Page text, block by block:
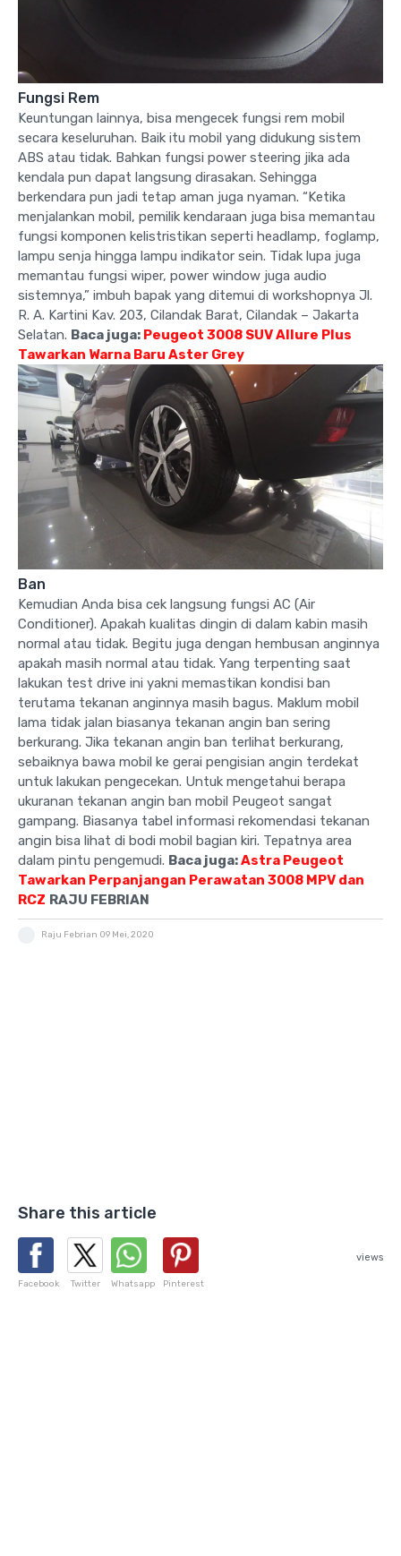
Fungsi Rem
Keuntungan lainnya, bisa mengecek fungsi rem mobil
secara keseluruhan. Baik itu mobil yang didukung sistem
ABS atau tidak. Bahkan fungsi power steering jika ada
kendala pun dapat langsung dirasakan. Sehingga
berkendara pun jadi tetap aman juga nyaman. “Ketika
menjalankan mobil, pemilik kendaraan juga bisa memantau
fungsi komponen kelistristikan seperti headlamp, foglamp,
lampu senja hingga lampu indikator sein. Tidak lupa juga
memantau fungsi wiper, power window juga audio
sistemnya,” imbuh bapak yang ditemui di workshopnya Jl.
R. A. Kartini Kav. 203, Cilandak Barat, Cilandak – Jakarta
Selatan. Baca juga: Peugeot 3008 SUV Allure Plus
Tawarkan Warna Baru Aster Grey
Ban
Kemudian Anda bisa cek langsung fungsi AC (Air
Conditioner). Apakah kualitas dingin di dalam kabin masih
normal atau tidak. Begitu juga dengan hembusan anginnya
apakah masih normal atau tidak. Yang terpenting saat
lakukan test drive ini yakni memastikan kondisi ban
terutama tekanan anginnya masih bagus. Maklum mobil
lama tidak jalan biasanya tekanan angin ban sering
berkurang. Jika tekanan angin ban terlihat berkurang,
sebaiknya bawa mobil ke gerai pengisian angin terdekat
untuk lakukan pengecekan. Untuk mengetahui berapa
ukuranan tekanan angin ban mobil Peugeot sangat
gampang. Biasanya tabel informasi rekomendasi tekanan
angin bisa lihat di bodi mobil bagian kiri. Tepatnya area
dalam pintu pengemudi. Baca juga:Astra Peugeot
Tawarkan Perpanjangan Perawatan 3008 MPV dan
RCZ RAJU FEBRIAN
Raju Febrian 09 Mei, 2020
Share this article
Facebook Twitter Whatsapp Pinterest
views